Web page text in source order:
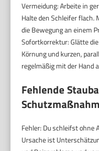
Vermeidung: Arbeite in
Halte den Schleifer flach.
die Bewegung an einem
Sofortkorrektur: Glätte
Körnung und kurzen,
regelmäßig mit der Hand
Fehlende
Fehler: Du schleifst ohne
Ursache ist